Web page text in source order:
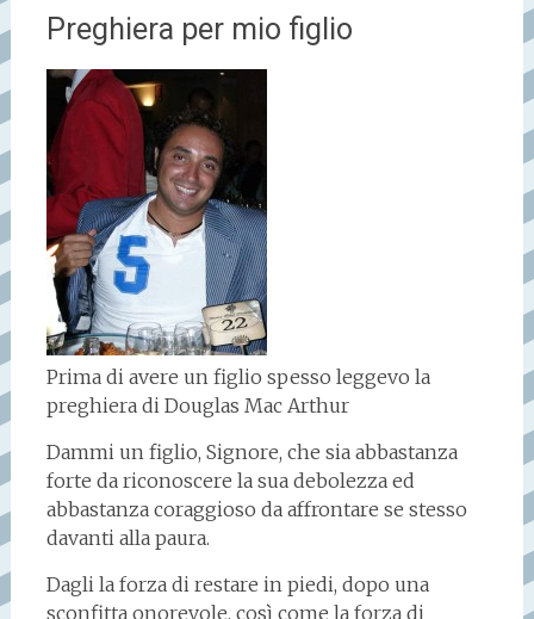
Preghiera per mio figlio
Prima di avere un figlio spesso leggevo la
preghiera di Douglas Mac Arthur
Dammi un figlio, Signore, che sia abbastanza
forte da riconoscere la sua debolezza ed
abbastanza coraggioso da affrontare se stesso
davanti alla paura.
Dagli la forza di restare in piedi, dopo una
sconfitta onorevole, così come la forza di